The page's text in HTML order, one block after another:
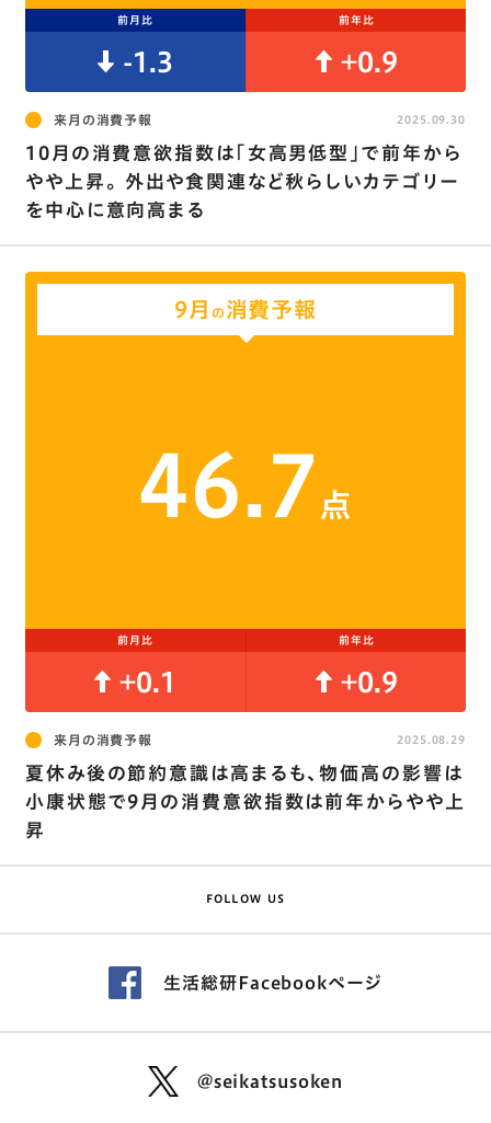
前月比 前年比
-1.3 +0.9
来月の消費予報
10月の消費意欲指数は｢女高男低型｣で前年から
やや上昇。 外出や食関連など秋らしいカテゴリー
を中心に意向高まる
2025.09.30
9月 の消費予報
46.7 点
前月比 前年比
+0.1 +0.9
来月の消費予報
夏休み後の節約意識は高まるも､物価高の影響は
小康状態で9月の消費意欲指数は前年からやや上
昇
2025.08.29
FOLLOW US
生活総研Facebookページ
@seikatsusoken